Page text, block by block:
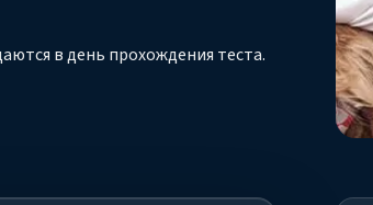
в день прохождения теста.